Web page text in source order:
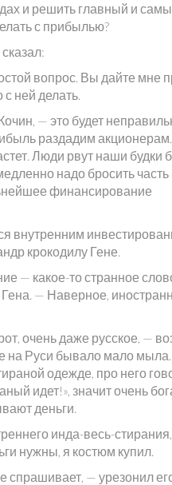
и решить главный и
с прибылью?
вопрос. Вы дайте мне
ней делать.
— это будет
раздадим
Люди рвут наши будки
надо бросить
финансирование
внутренним
крокодилу Гене.
— какое-то странное
— Наверное,
очень даже русское, —
на Руси бывало мало мыла.
одежде, про него
идет!», значит очень
деньги.
инда-весь-
нужны, я костюм купил.
спрашивает, — урезонил